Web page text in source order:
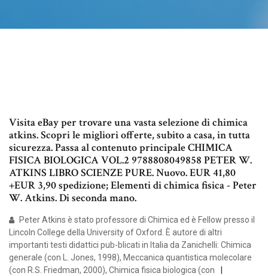
Visita eBay per trovare una vasta selezione di chimica
atkins. Scopri le migliori offerte, subito a casa, in tutta
sicurezza. Passa al contenuto principale CHIMICA
FISICA BIOLOGICA VOL.2 9788808049858 PETER W.
ATKINS LIBRO SCIENZE PURE. Nuovo. EUR 41,80
+EUR 3,90 spedizione; Elementi di chimica fisica - Peter
W. Atkins. Di seconda mano.
Peter Atkins è stato professore di Chimica ed è Fellow presso il
Lincoln College della University of Oxford. È autore di altri
importanti testi didattici pub-blicati in Italia da Zanichelli: Chimica
generale (con L. Jones, 1998), Meccanica quantistica molecolare
(con R.S. Friedman, 2000), Chimica fisica biologica (con